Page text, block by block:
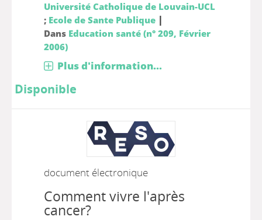
Université Catholique de Louvain-UCL
; Ecole de Sante Publique |
Dans Education santé (n° 209, Février
2006)
Plus d'information...
Disponible
document électronique
Comment vivre l'après
cancer?